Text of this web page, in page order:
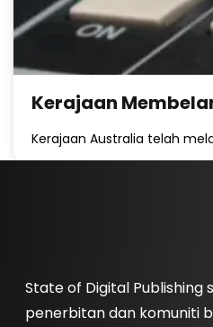
Kerajaan
Kerajaan Australia telah
State of Digital Publishing
penerbitan dan komuniti